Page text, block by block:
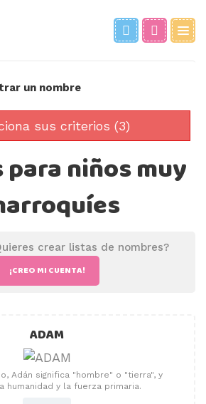
un nombre
sus criterios (3)
para niños muy
crear listas de nombres?
¡CREO MI CUENTA!
ADAM
Adán significa "hombre" o "tierra", y
humanidad y la fuerza primaria.